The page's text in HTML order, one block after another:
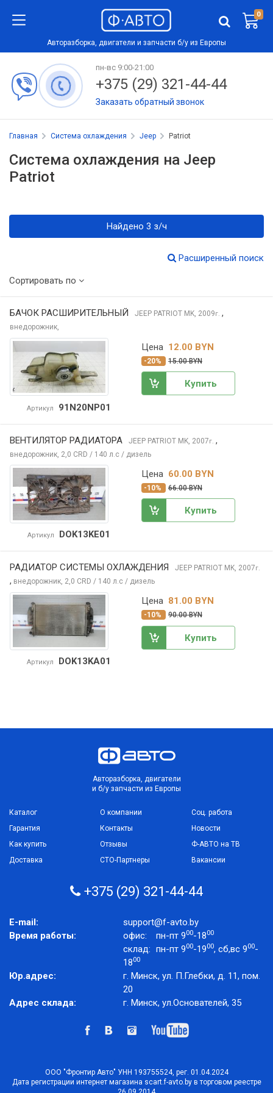
0
Авторазборка, двигатели и запчасти б/у из Европы
пн-вс 9:00-21:00
+375 (29) 321-44-44
Заказать обратный звонок
Главная Система охлаждения Jeep Patriot
Система охлаждения на Jeep
Patriot
Найдено 3 з/ч
Расширенный поиск
Сортировать по
БАЧОК РАСШИРИТЕЛЬНЫЙ JEEP PATRIOT MK, 2009г. ,
внедорожник,
Артикул 91N20NP01
Цена 12.00 BYN
-20% 15.00 BYN
Купить
ВЕНТИЛЯТОР РАДИАТОРА JEEP PATRIOT MK, 2007г. ,
внедорожник, 2,0 CRD / 140 л.с / дизель
Артикул DOK13KE01
Цена 60.00 BYN
-10% 66.00 BYN
Купить
РАДИАТОР СИСТЕМЫ ОХЛАЖДЕНИЯ JEEP PATRIOT MK, 2007г.
, внедорожник, 2,0 CRD / 140 л.с / дизель
Артикул DOK13KA01
Цена 81.00 BYN
-10% 90.00 BYN
Купить
Авторазборка, двигатели
и б/у запчасти из Европы
Каталог
Гарантия
Как купить
Доставка
О компании
Контакты
Отзывы
СТО-Партнеры
Соц. работа
Новости
Ф-АВТО на ТВ
Вакансии
+375 (29) 321-44-44
E-mail:
support@f-avto.by
Время работы:
офис: пн-пт 900-1800
склад: пн-пт 900-1900, сб,вс 900-
1800
Юр.адрес:
г. Минск, ул. П.Глебки, д. 11, пом.
20
Адрес склада:
г. Минск, ул.Основателей, 35
ООО "Фронтир Авто" УНН 193755524, рег. 01.04.2024
Дата регистрации интернет магазина scart.f-avto.by в торговом реестре